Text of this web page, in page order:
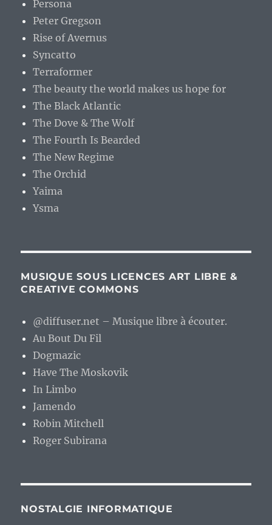
Persona
Peter Gregson
Rise of Avernus
Syncatto
Terraformer
The beauty the world makes us hope for
The Black Atlantic
The Dove & The Wolf
The Fourth Is Bearded
The New Regime
The Orchid
Yaima
Ysma
MUSIQUE SOUS LICENCES ART LIBRE &
CREATIVE COMMONS
@diffuser.net – Musique libre à écouter.
Au Bout Du Fil
Dogmazic
Have The Moskovik
In Limbo
Jamendo
Robin Mitchell
Roger Subirana
NOSTALGIE INFORMATIQUE